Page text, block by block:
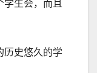
生会，而且
历史悠久的学